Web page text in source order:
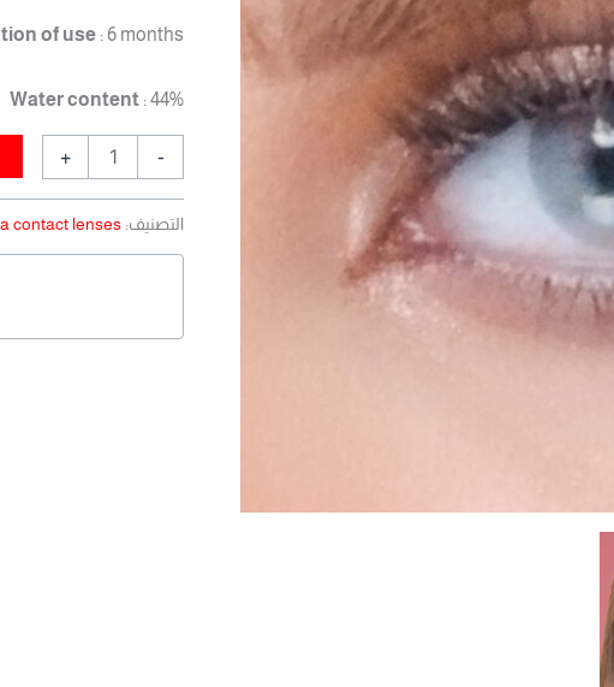
of use : 6 months
Water content : 44%
-
+
التصنيف: contact lenses